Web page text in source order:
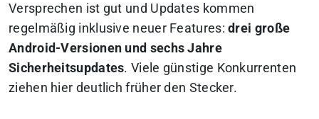
Versprechen ist gut und Updates kommen
regelmäßig inklusive neuer Features:drei große
Android-Versionen und sechs Jahre
Sicherheitsupdates. Viele günstige Konkurrenten
ziehen hier deutlich früher den Stecker.